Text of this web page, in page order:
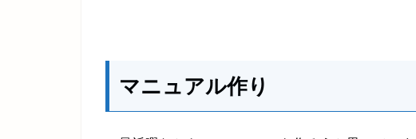
マニュアル作り